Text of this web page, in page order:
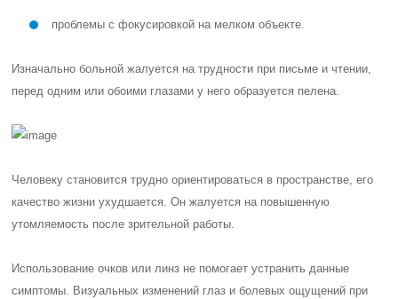
проблемы с фокусировкой на мелком объекте.
Изначально больной жалуется на трудности при письме и чтении,
перед одним или обоими глазами у него образуется пелена.
Человеку становится трудно ориентироваться в пространстве, его
качество жизни ухудшается. Он жалуется на повышенную
утомляемость после зрительной работы.
Использование очков или линз не помогает устранить данные
симптомы. Визуальных изменений глаз и болевых ощущений при